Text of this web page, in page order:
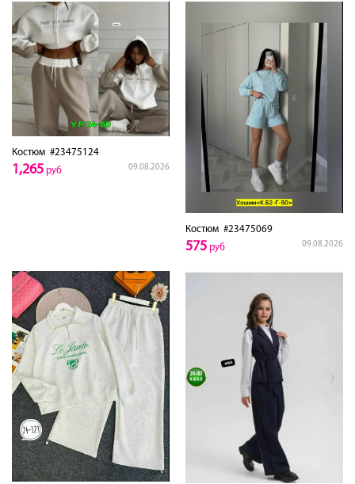
Костюм #23475124
09.08.2026
1,265 руб
Костюм #23475069
09.08.2026
575 руб